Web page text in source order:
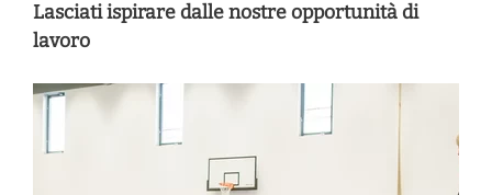
Lasciati ispirare dalle nostre opportunità di
lavoro